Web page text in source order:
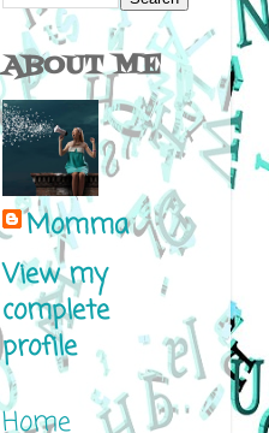
ABOUT ME
Momma
View my
complete
profile
Home